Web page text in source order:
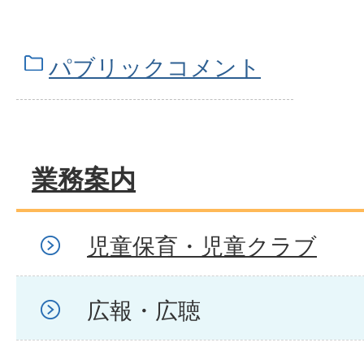
パブリックコメント
業務案内
児童保育・児童クラブ
広報・広聴